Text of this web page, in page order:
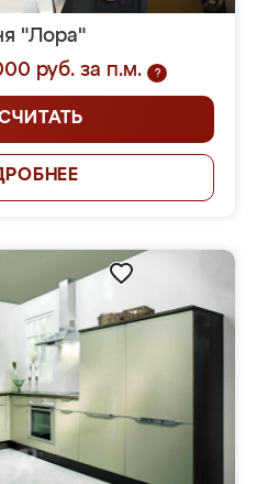
"Лора"
руб. за п.м.
?